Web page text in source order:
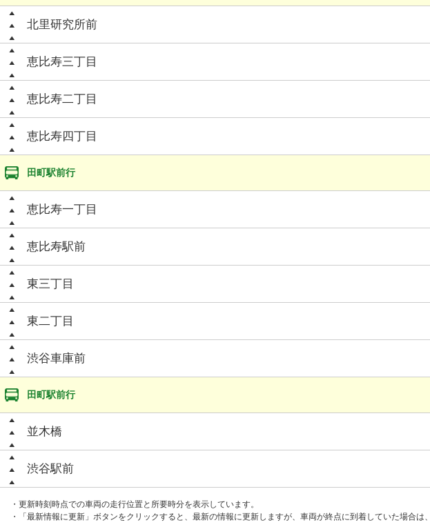
北里研究所前
恵比寿三丁目
恵比寿二丁目
恵比寿四丁目
田町駅前行
恵比寿一丁目
恵比寿駅前
東三丁目
東二丁目
渋谷車庫前
田町駅前行
並木橋
渋谷駅前
・更新時刻時点での車両の走行位置と所要時分を表示しています。
・「最新情報に更新」ボタンをクリックすると、最新の情報に更新しますが、車両が終点に到着していた場合は